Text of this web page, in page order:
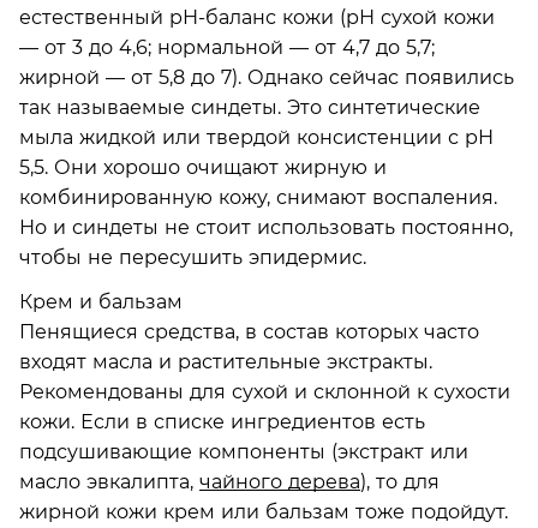
естественный pН-баланс кожи (рН сухой кожи
— от 3 до 4,6; нормальной — от 4,7 до 5,7;
жирной — от 5,8 до 7). Однако сейчас появились
так называемые синдеты. Это синтетические
мыла жидкой или твердой консистенции с pН
5,5. Они хорошо очищают жирную и
комбинированную кожу, снимают воспаления.
Но и синдеты не стоит использовать постоянно,
чтобы не пересушить эпидермис.
Крем и бальзам
Пенящиеся средства, в состав которых часто
входят масла и растительные экстракты.
Рекомендованы для сухой и склонной к сухости
кожи. Если в списке ингредиентов есть
подсушивающие компоненты (экстракт или
масло эвкалипта, чайного дерева), то для
жирной кожи крем или бальзам тоже подойдут.